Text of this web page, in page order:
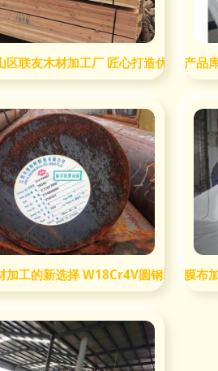
区联友木材加工厂 匠心打造优质建材加
产品
达2.68亿元
加工的新选择 W18Cr4V圆钢助力行业
膜布